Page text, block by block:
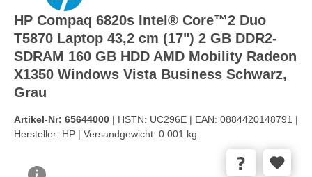
HP Compaq 6820s Intel® Core™2 Duo
T5870 Laptop 43,2 cm (17") 2 GB DDR2-
SDRAM 160 GB HDD AMD Mobility Radeon
X1350 Windows Vista Business Schwarz,
Grau
Artikel-Nr: 65644000 | HSTN: UC296E | EAN: 0884420148791 |
Hersteller: HP | Versandgewicht: 0.001 kg